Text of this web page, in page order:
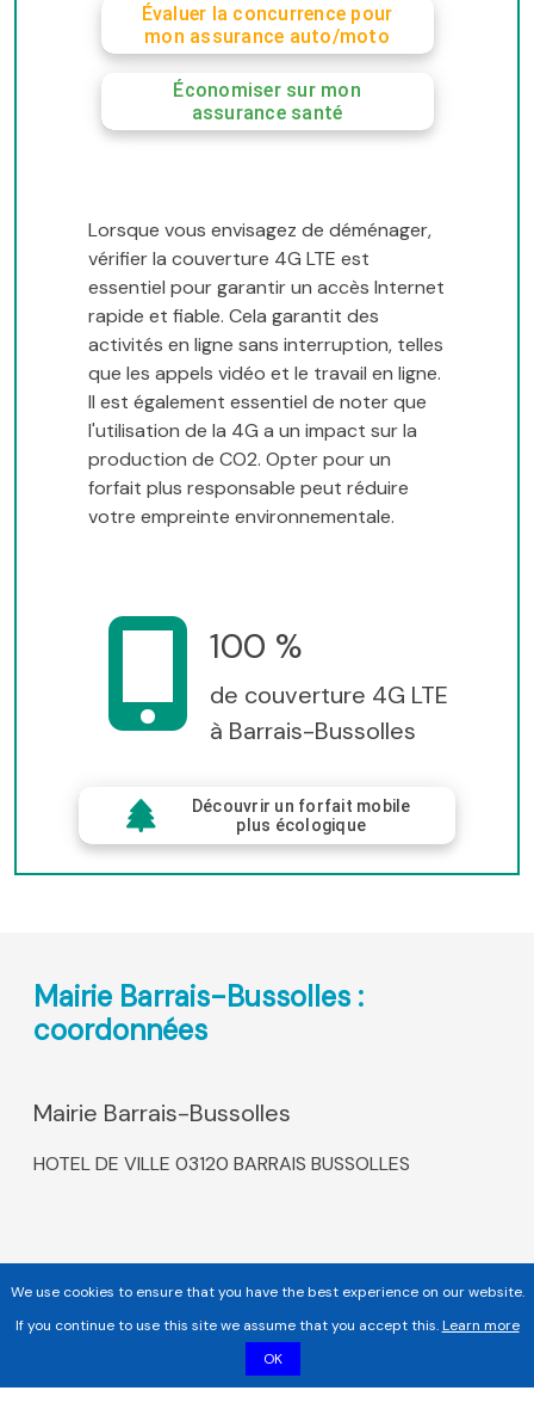
Évaluer la concurrence pour
mon assurance auto/moto
Économiser sur mon
assurance santé
Lorsque vous envisagez de déménager,
vérifier la couverture 4G LTE est
essentiel pour garantir un accès Internet
rapide et fiable. Cela garantit des
activités en ligne sans interruption, telles
que les appels vidéo et le travail en ligne.
Il est également essentiel de noter que
l'utilisation de la 4G a un impact sur la
production de CO2. Opter pour un
forfait plus responsable peut réduire
votre empreinte environnementale.
100 %
de couverture 4G LTE
à Barrais-Bussolles
Découvrir un forfait mobile
plus écologique
Mairie Barrais-Bussolles :
coordonnées
Mairie Barrais-Bussolles
HOTEL DE VILLE 03120 BARRAIS BUSSOLLES
We use cookies to ensure that you have the best experience on our website.
If you continue to use this site we assume that you accept this.Learn more
OK